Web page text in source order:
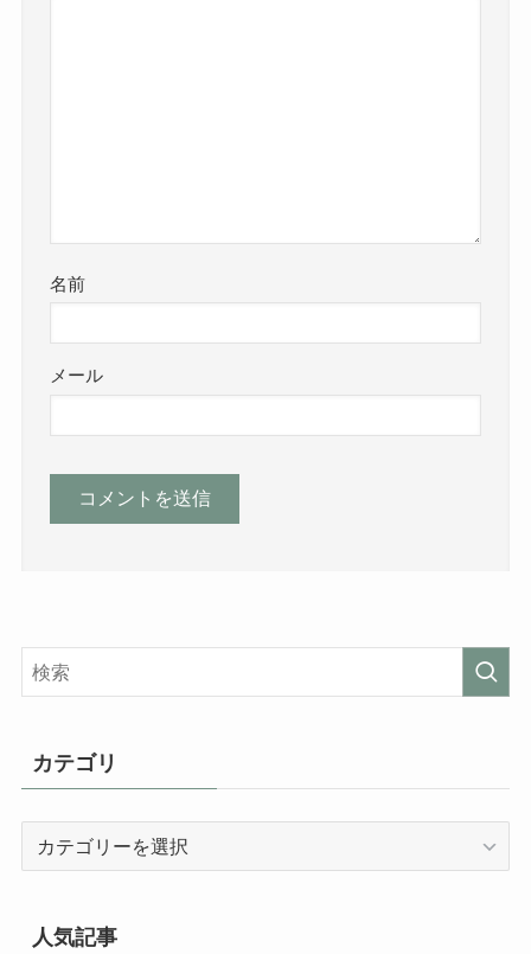
名前
メール
カテゴリ
人気記事